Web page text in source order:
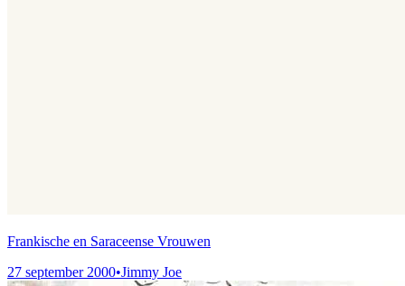
Frankische en Saraceense Vrouwen
27 september 2000•Jimmy Joe